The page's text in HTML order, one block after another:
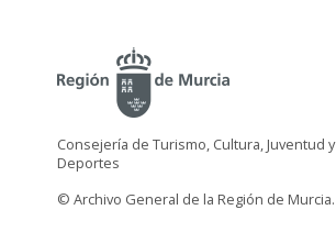
Consejería de Turismo, Cultura, Juventud y
Deportes
© Archivo General de la Región de Murcia.